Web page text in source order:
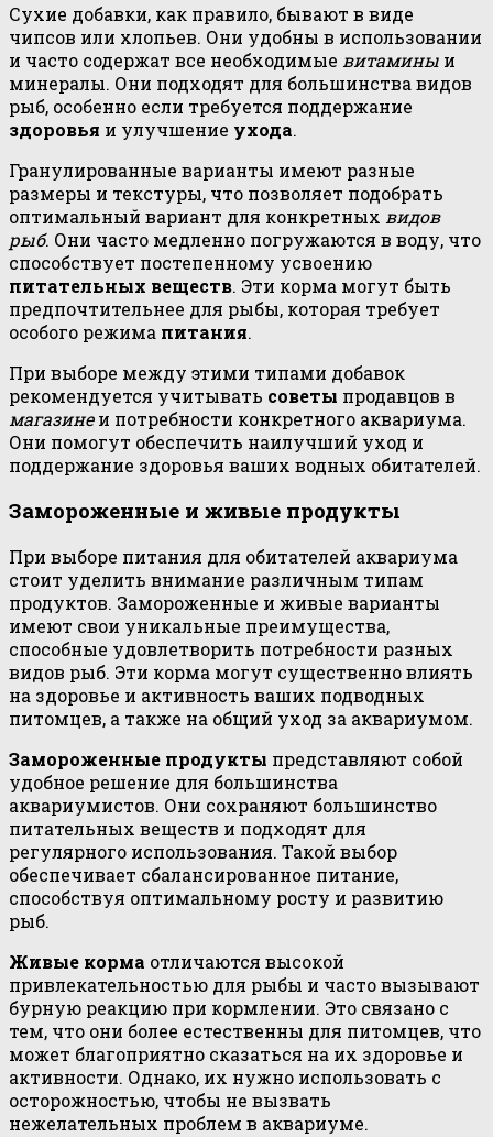
Сухие добавки, как правило, бывают в виде
чипсов или хлопьев. Они удобны в использовании
и часто содержат все необходимые витамины и
минералы. Они подходят для большинства видов
рыб, особенно если требуется поддержание
здоровья и улучшение ухода.
Гранулированные варианты имеют разные
размеры и текстуры, что позволяет подобрать
оптимальный вариант для конкретных видов
рыб. Они часто медленно погружаются в воду, что
способствует постепенному усвоению
питательных веществ. Эти корма могут быть
предпочтительнее для рыбы, которая требует
особого режима питания.
При выборе между этими типами добавок
рекомендуется учитывать советы продавцов в
магазинеи потребности конкретного аквариума.
Они помогут обеспечить наилучший уход и
поддержание здоровья ваших водных обитателей.
Замороженные и живые продукты
При выборе питания для обитателей аквариума
стоит уделить внимание различным типам
продуктов. Замороженные и живые варианты
имеют свои уникальные преимущества,
способные удовлетворить потребности разных
видов рыб. Эти корма могут существенно влиять
на здоровье и активность ваших подводных
питомцев, а также на общий уход за аквариумом.
Замороженные продукты представляют собой
удобное решение для большинства
аквариумистов. Они сохраняют большинство
питательных веществ и подходят для
регулярного использования. Такой выбор
обеспечивает сбалансированное питание,
способствуя оптимальному росту и развитию
рыб.
Живые корма отличаются высокой
привлекательностью для рыбы и часто вызывают
бурную реакцию при кормлении. Это связано с
тем, что они более естественны для питомцев, что
может благоприятно сказаться на их здоровье и
активности. Однако, их нужно использовать с
осторожностью, чтобы не вызвать
нежелательных проблем в аквариуме.